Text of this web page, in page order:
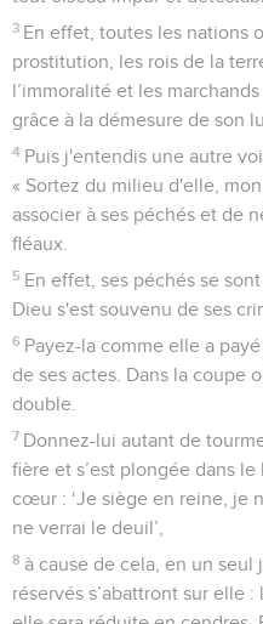
3 En effet, toutes les nations
prostitution, les rois de la
l’immoralité et les
grâce à la démesure de son
4 Puis j'entendis une autre
« Sortez du milieu d'elle,
associer à ses péchés et de
fléaux.
5 En effet, ses péchés se
Dieu s'est souvenu de ses
6 Payez-la comme elle a
de ses actes. Dans la coupe
double.
7 Donnez-lui autant de
fière et s’est plongée dans
cœur : ‘Je siège en reine, je
ne verrai le deuil’,
8 à cause de cela, en un
réservés s’abattront sur elle